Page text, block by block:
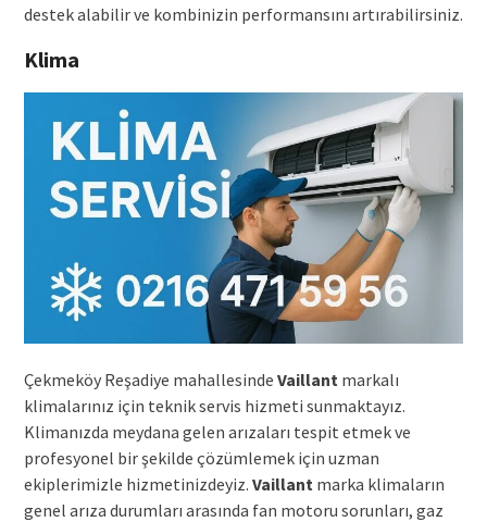
destek alabilir ve kombinizin performansını artırabilirsiniz.
Klima
Çekmeköy Reşadiye mahallesinde Vaillant markalı
klimalarınız için teknik servis hizmeti sunmaktayız.
Klimanızda meydana gelen arızaları tespit etmek ve
profesyonel bir şekilde çözümlemek için uzman
ekiplerimizle hizmetinizdeyiz. Vaillant marka klimaların
genel arıza durumları arasında fan motoru sorunları, gaz